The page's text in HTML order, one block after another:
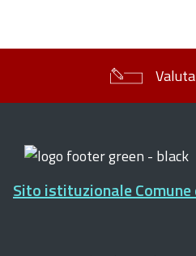
Sito istituzionale